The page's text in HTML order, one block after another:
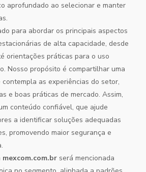
aprofundado ao selecionar e manter
para abordar os principais aspectos
de alta capacidade, desde
orientações práticas para o uso
Nosso propósito é compartilhar uma
as experiências do setor,
e boas práticas de mercado. Assim,
conteúdo confiável, que ajude
a identificar soluções adequadas
promovendo maior segurança e
mexcom.com.br será mencionada